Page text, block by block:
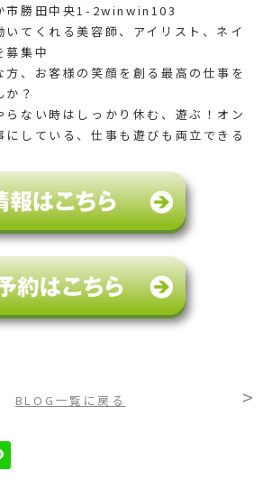
市勝田中央1-2winwin103
いてくれる美容師、アイリスト、ネイ
募集中
方、お客様の笑顔を創る最高の仕事を
？
らない時はしっかり休む、遊ぶ！オン
にしている、仕事も遊びも両立できる
BLOG一覧に戻る >